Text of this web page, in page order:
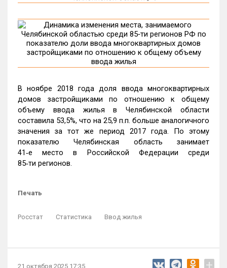
В ноябре 2018 года доля ввода многоквартирных
домов застройщиками по отношению к общему
объему ввода жилья в Челябинской области
составила 53,5%, что на 25,9 п.п. больше аналогичного
значения за тот же период 2017 года. По этому
показателю Челябинская область занимает
41‑е место в Российской Федерации среди
85‑ти регионов.
Печать
Росстат Статистика Ввод жилья
21 октября 2025 17:35 +